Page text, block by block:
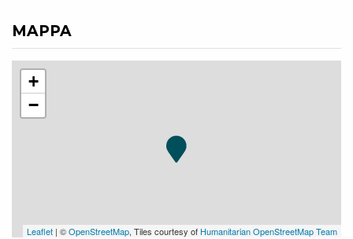
MAPPA
+
−
Leaflet | ©OpenStreetMap, Tiles courtesy of Humanitarian OpenStreetMap Team